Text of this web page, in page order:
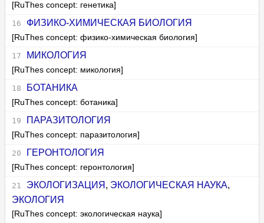
[RuThes concept: генетика]
ФИЗИКО-ХИМИЧЕСКАЯ БИОЛОГИЯ
[RuThes concept: физико-химическая биология]
МИКОЛОГИЯ
[RuThes concept: микология]
БОТАНИКА
[RuThes concept: ботаника]
ПАРАЗИТОЛОГИЯ
[RuThes concept: паразитология]
ГЕРОНТОЛОГИЯ
[RuThes concept: геронтология]
ЭКОЛОГИЗАЦИЯ , ЭКОЛОГИЧЕСКАЯ НАУКА,
ЭКОЛОГИЯ
[RuThes concept: экологическая наука]